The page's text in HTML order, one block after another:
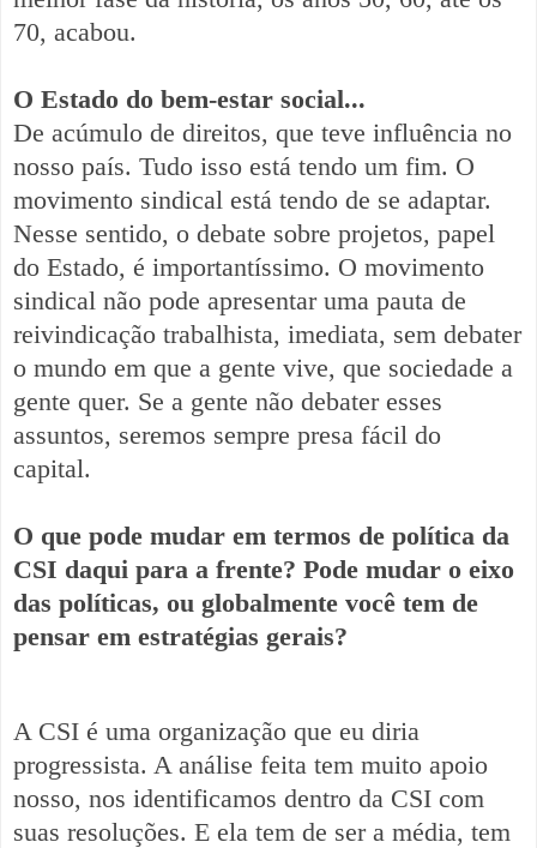
70, acabou.
O Estado do bem-estar social...
De acúmulo de direitos, que teve influência no
nosso país. Tudo isso está tendo um fim. O
movimento sindical está tendo de se adaptar.
Nesse sentido, o debate sobre projetos, papel
do Estado, é importantíssimo. O movimento
sindical não pode apresentar uma pauta de
reivindicação trabalhista, imediata, sem debater
o mundo em que a gente vive, que sociedade a
gente quer. Se a gente não debater esses
assuntos, seremos sempre presa fácil do
capital.
O que pode mudar em termos de política da
CSI daqui para a frente? Pode mudar o eixo
das políticas, ou globalmente você tem de
pensar em estratégias gerais?
A CSI é uma organização que eu diria
progressista. A análise feita tem muito apoio
nosso, nos identificamos dentro da CSI com
suas resoluções. E ela tem de ser a média, tem